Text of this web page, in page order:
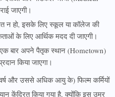
जाएगी।
न हो, इसके लिए स्कूल या कॉलेज की
के लिए आर्थिक मदद दी जाएगी।
एक बार अपने पैतृक स्थान (Hometown)
किया जाएगा।
और उससे अधिक आयु के) फिल्म कर्मियों
केंद्रित किया गया है, क्योंकि इस उम्र